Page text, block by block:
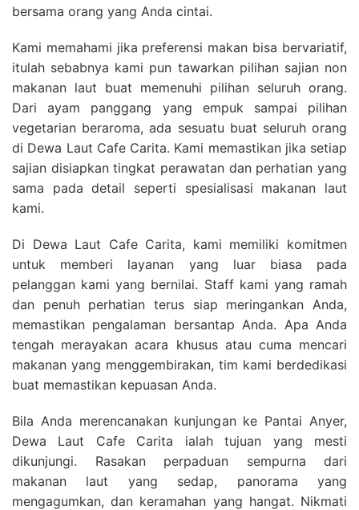
bersama orang yang Anda cintai.
Kami memahami jika preferensi makan bisa bervariatif,
itulah sebabnya kami pun tawarkan pilihan sajian non
makanan laut buat memenuhi pilihan seluruh orang.
Dari ayam panggang yang empuk sampai pilihan
vegetarian beraroma, ada sesuatu buat seluruh orang
di Dewa Laut Cafe Carita. Kami memastikan jika setiap
sajian disiapkan tingkat perawatan dan perhatian yang
sama pada detail seperti spesialisasi makanan laut
kami.
Di Dewa Laut Cafe Carita, kami memiliki komitmen
untuk memberi layanan yang luar biasa pada
pelanggan kami yang bernilai. Staff kami yang ramah
dan penuh perhatian terus siap meringankan Anda,
memastikan pengalaman bersantap Anda. Apa Anda
tengah merayakan acara khusus atau cuma mencari
makanan yang menggembirakan, tim kami berdedikasi
buat memastikan kepuasan Anda.
Bila Anda merencanakan kunjungan ke Pantai Anyer,
Dewa Laut Cafe Carita ialah tujuan yang mesti
dikunjungi. Rasakan perpaduan sempurna dari
makanan laut yang sedap, panorama yang
mengagumkan, dan keramahan yang hangat. Nikmati